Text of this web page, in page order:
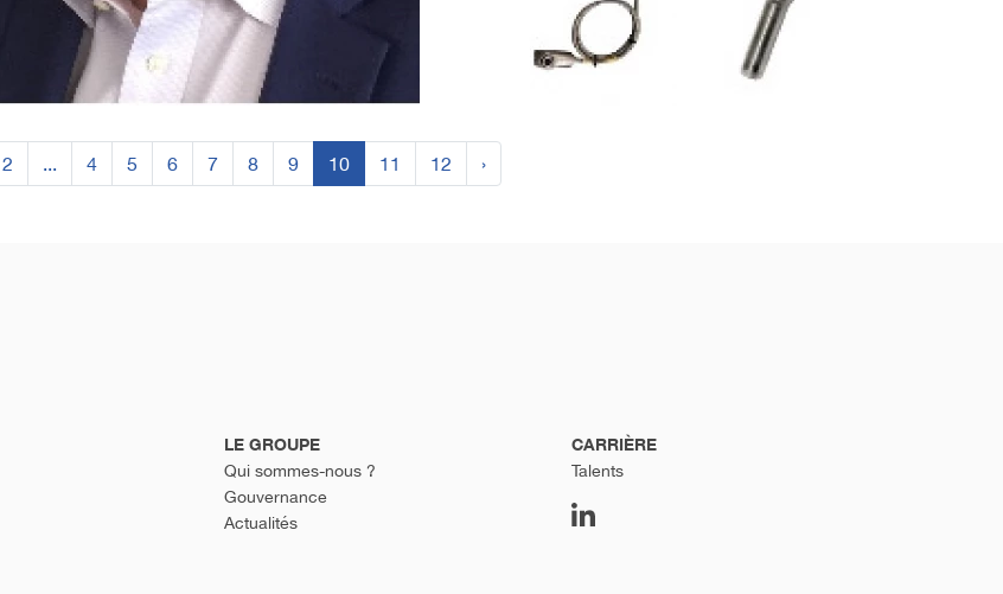
2 ... 4 5 6 7 8 9 10 11 12 ›
LE GROUPE
Qui sommes-nous ?
Gouvernance
Actualités
CARRIÈRE
Talents